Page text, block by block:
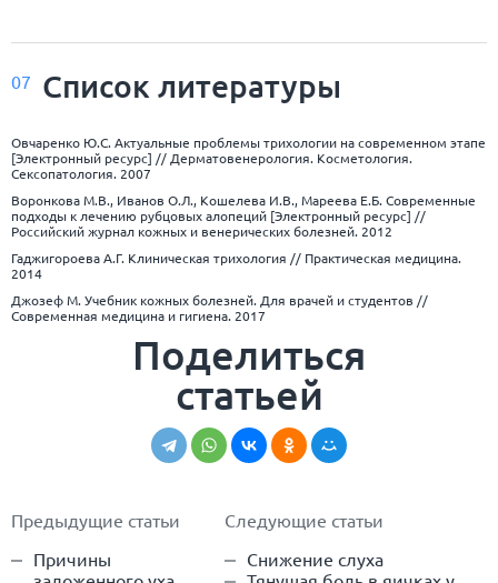
07 Список литературы
Овчаренко Ю.С. Актуальные проблемы трихологии на современном этапе
[Электронный ресурс] // Дерматовенерология. Косметология.
Сексопатология. 2007
Воронкова М.В., Иванов О.Л., Кошелева И.В., Мареева Е.Б. Современные
подходы к лечению рубцовых алопеций [Электронный ресурс] //
Российский журнал кожных и венерических болезней. 2012
Гаджигороева А.Г. Клиническая трихология // Практическая медицина.
2014
Джозеф М. Учебник кожных болезней. Для врачей и студентов //
Современная медицина и гигиена. 2017
Поделиться
статьей
Предыдущие статьи
Причины
Следующие статьи
Снижение слуха